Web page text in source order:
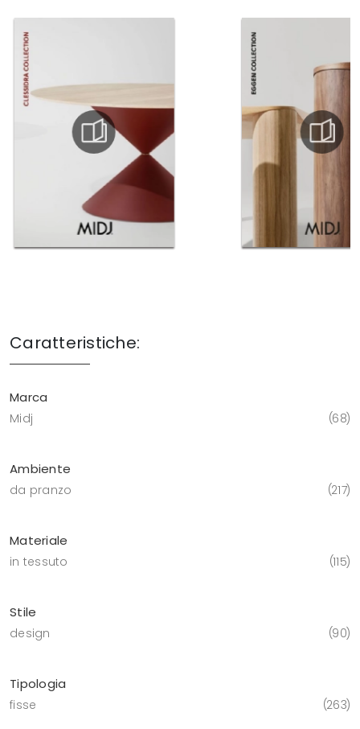
Caratteristiche:
Marca
Midj 68
Ambiente
da pranzo 217
Materiale
in tessuto 115
Stile
design 90
Tipologia
fisse 263